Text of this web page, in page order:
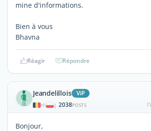
mine d'informations.
Bien à vous
Bhavna
Réagir Répondre
Jeandelillois ViP
| 2038POSTS
Bonjour,